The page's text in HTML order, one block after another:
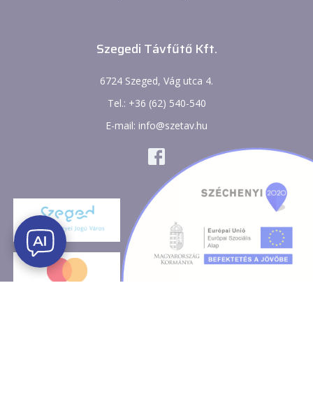
Szegedi Távfűtő Kft.
6724 Szeged, Vág utca 4.
Tel.: +36 (62) 540-540
E-mail: info@szetav.hu